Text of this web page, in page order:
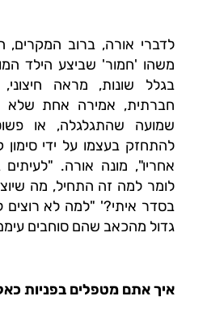
לדברי אורה, ברוב
משהו 'חמור' שביצע הילד
בגלל שונות, מראה
חברתית, אמירה אחת שלא
שמועה שהתגלגלה, או
להתחזק בעצמו על ידי סימון
אחריו", מונה אורה. "לעיתים
לומר למה זה התחיל, מה
בסדר איתי?' "למה לא רוצים
גדול מהכאב שהם סוחבים
איך אתם מטפלים בפניות